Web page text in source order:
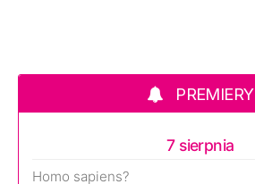
PREMIERY
7 sierpnia
Homo sapiens?